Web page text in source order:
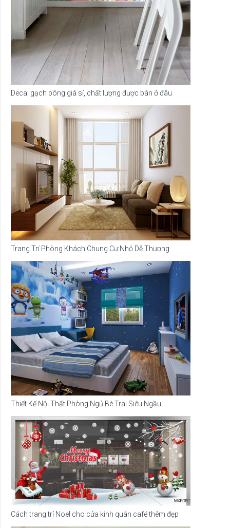
Decal gạch bông giá sỉ, chất lượng được bán ở đâu
Trang Trí Phòng Khách Chung Cư Nhỏ Dễ Thương
Thiết Kế Nội Thất Phòng Ngủ Bé Trai Siêu Ngầu
Cách trang trí Noel cho cửa kính quán café thêm đẹp